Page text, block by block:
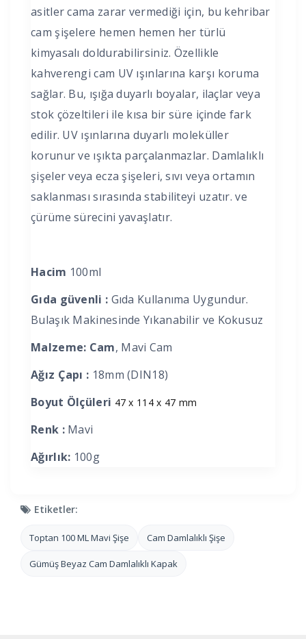
asitler cama zarar vermediği için, bu kehribar
cam şişelere hemen hemen her türlü
kimyasalı doldurabilirsiniz. Özellikle
kahverengi cam UV ışınlarına karşı koruma
sağlar. Bu, ışığa duyarlı boyalar, ilaçlar veya
stok çözeltileri ile kısa bir süre içinde fark
edilir. UV ışınlarına duyarlı moleküller
korunur ve ışıkta parçalanmazlar. Damlalıklı
şişeler veya ecza şişeleri, sıvı veya ortamın
saklanması sırasında stabiliteyi uzatır. ve
çürüme sürecini yavaşlatır.
Hacim 100ml
Gıda güvenli : Gıda Kullanıma Uygundur.
Bulaşık Makinesinde Yıkanabilir ve Kokusuz
Malzeme: Cam, Mavi Cam
Ağız Çapı : 18mm (DIN18)
Boyut Ölçüleri 47 x 114 x 47 mm
Renk : Mavi
Ağırlık: 100g
Etiketler:
Toptan 100 ML Mavi Şişe Cam Damlalıklı Şişe
Gümüş Beyaz Cam Damlalıklı Kapak